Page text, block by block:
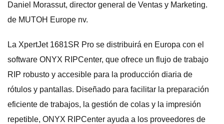
Daniel Morassut, director general de Ventas y Marketing.
de MUTOH Europe nv.
La XpertJet 1681SR Pro se distribuirá en Europa con el
software ONYX RIPCenter, que ofrece un flujo de trabajo
RIP robusto y accesible para la producción diaria de
rótulos y pantallas. Diseñado para facilitar la preparación
eficiente de trabajos, la gestión de colas y la impresión
repetible, ONYX RIPCenter ayuda a los proveedores de